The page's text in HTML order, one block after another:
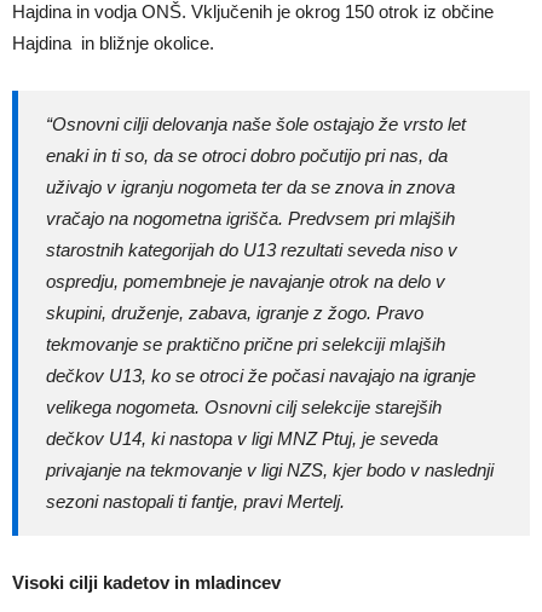
Hajdina in vodja ONŠ. Vključenih je okrog 150 otrok iz občine
Hajdina in bližnje okolice.
“Osnovni cilji delovanja naše šole ostajajo že vrsto let
enaki in ti so, da se otroci dobro počutijo pri nas, da
uživajo v igranju nogometa ter da se znova in znova
vračajo na nogometna igrišča. Predvsem pri mlajših
starostnih kategorijah do U13 rezultati seveda niso v
ospredju, pomembneje je navajanje otrok na delo v
skupini, druženje, zabava, igranje z žogo. Pravo
tekmovanje se praktično prične pri selekciji mlajših
dečkov U13, ko se otroci že počasi navajajo na igranje
velikega nogometa. Osnovni cilj selekcije starejših
dečkov U14, ki nastopa v ligi MNZ Ptuj, je seveda
privajanje na tekmovanje v ligi NZS, kjer bodo v naslednji
sezoni nastopali ti fantje, pravi Mertelj.
Visoki cilji kadetov in mladincev